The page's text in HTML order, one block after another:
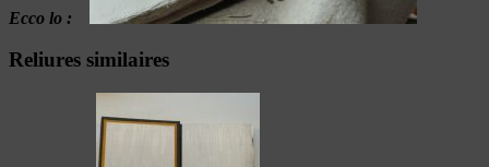
Ecco lo :
Reliures similaires